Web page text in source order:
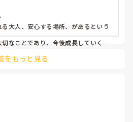
らっしゃったらアドバイスいただ
大人、安心する場所、があるという
なことであり、今後成長していく過
に思います。
象を受けますよ。
をもっと見る